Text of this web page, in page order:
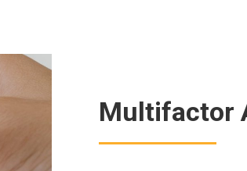
Multifactor